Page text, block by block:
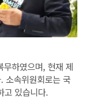
무하였으며, 현재 제
소속위원회로는 국
고 있습니다.